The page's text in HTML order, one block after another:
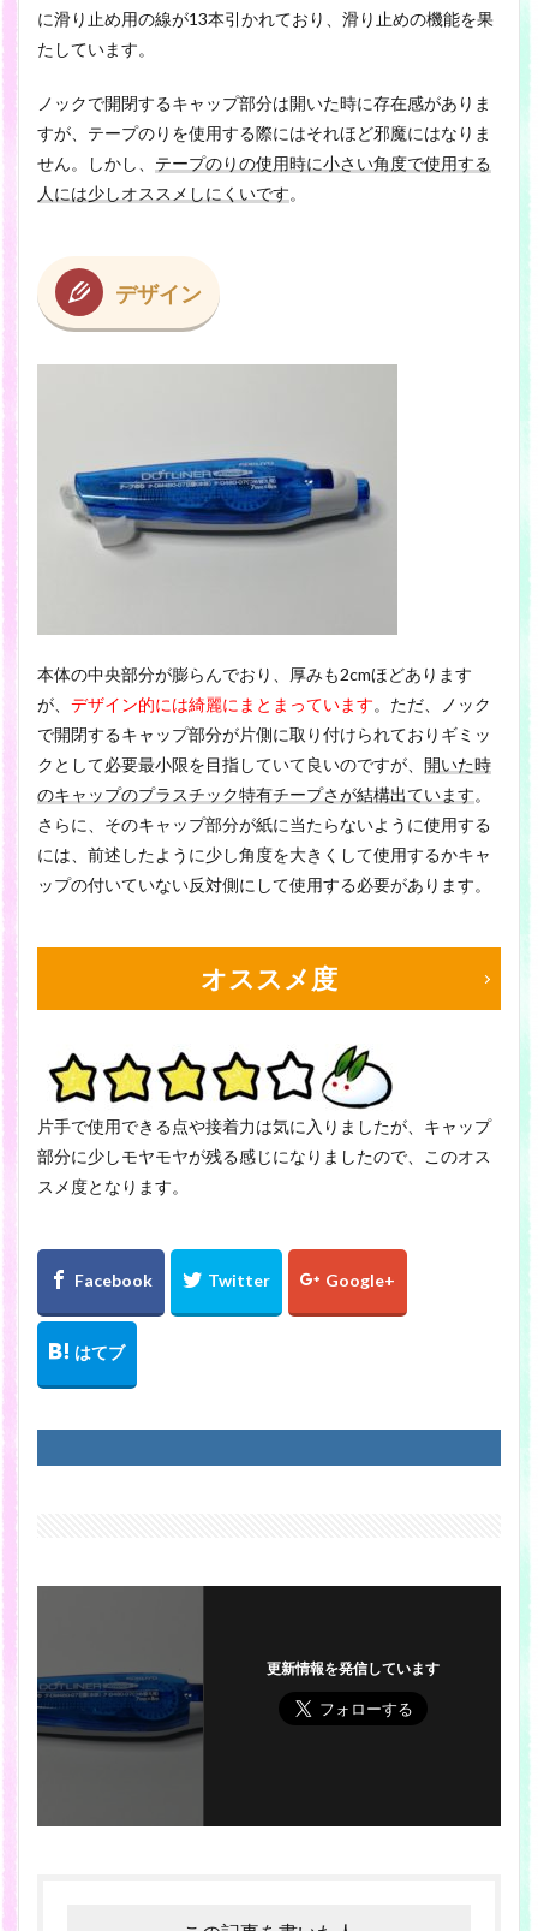
に滑り止め用の線が13本引かれており、滑り止めの機能を果
たしています。
ノックで開閉するキャップ部分は開いた時に存在感がありま
すが、テープのりを使用する際にはそれほど邪魔にはなりま
せん。しかし、 テープのりの使用時に小さい角度で使用する
人には少しオススメしにくいです。
デザイン
本体の中央部分が膨らんでおり、厚みも2cmほどあります
が、 デザイン的には綺麗にまとまっています。ただ、ノック
で開閉するキャップ部分が片側に取り付けられておりギミッ
クとして必要最小限を目指していて良いのですが、 開いた時
のキャップのプラスチック特有チープさが結構出ています。
さらに、そのキャップ部分が紙に当たらないように使用する
には、前述したように少し角度を大きくして使用するかキャ
ップの付いていない反対側にして使用する必要があります。
オススメ度
片手で使用できる点や接着力は気に入りましたが、キャップ
部分に少しモヤモヤが残る感じになりましたので、このオス
スメ度となります。
更新情報を発信しています